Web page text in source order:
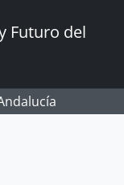
Futuro del